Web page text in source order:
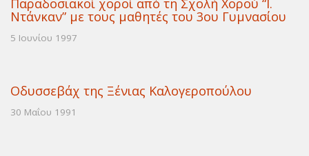
Παραδοσιακοί χοροί από τη Σχολή Χορού “I.
Ντάνκαν” με τους μαθητές του 3ου Γυμνασίου
5 Ιουνίου 1997
Οδυσσεβάχ της Ξένιας Καλογεροπούλου
30 Μαΐου 1991